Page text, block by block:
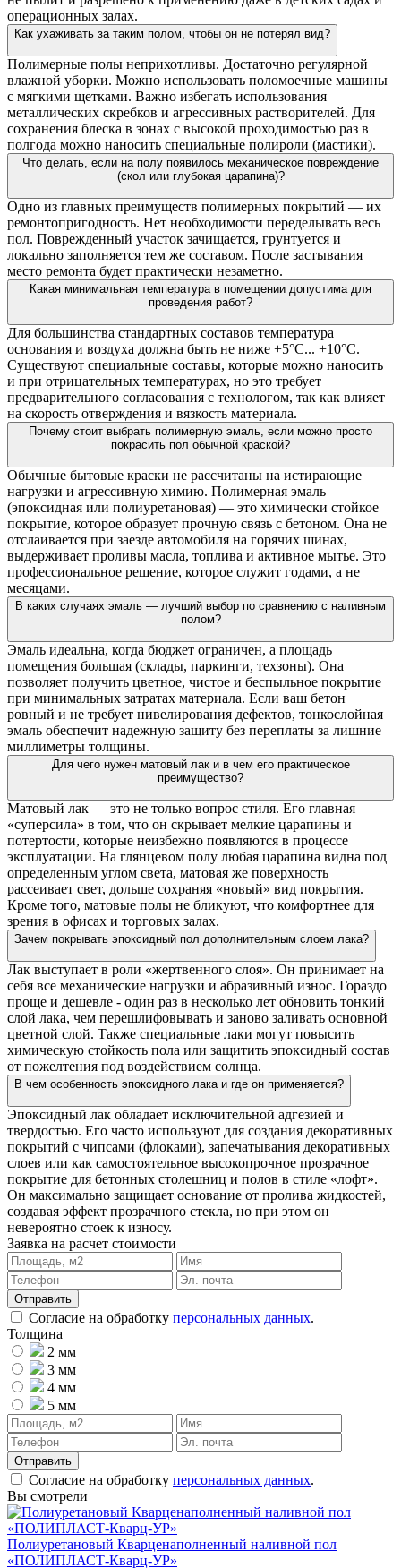
операционных залах.
Как ухаживать за таким полом, чтобы он не потерял вид?
Полимерные полы неприхотливы. Достаточно регулярной
влажной уборки. Можно использовать поломоечные машины
с мягкими щетками. Важно избегать использования
металлических скребков и агрессивных растворителей. Для
сохранения блеска в зонах с высокой проходимостью раз в
полгода можно наносить специальные полироли (мастики).
Что делать, если на полу появилось механическое повреждение
(скол или глубокая царапина)?
Одно из главных преимуществ полимерных покрытий — их
ремонтопригодность. Нет необходимости переделывать весь
пол. Поврежденный участок зачищается, грунтуется и
локально заполняется тем же составом. После застывания
место ремонта будет практически незаметно.
Какая минимальная температура в помещении допустима для
проведения работ?
Для большинства стандартных составов температура
основания и воздуха должна быть не ниже +5°C... +10°C.
Существуют специальные составы, которые можно наносить
и при отрицательных температурах, но это требует
предварительного согласования с технологом, так как влияет
на скорость отверждения и вязкость материала.
Почему стоит выбрать полимерную эмаль, если можно просто
покрасить пол обычной краской?
Обычные бытовые краски не рассчитаны на истирающие
нагрузки и агрессивную химию. Полимерная эмаль
(эпоксидная или полиуретановая) — это химически стойкое
покрытие, которое образует прочную связь с бетоном. Она не
отслаивается при заезде автомобиля на горячих шинах,
выдерживает проливы масла, топлива и активное мытье. Это
профессиональное решение, которое служит годами, а не
месяцами.
В каких случаях эмаль — лучший выбор по сравнению с наливным
полом?
Эмаль идеальна, когда бюджет ограничен, а площадь
помещения большая (склады, паркинги, техзоны). Она
позволяет получить цветное, чистое и беспыльное покрытие
при минимальных затратах материала. Если ваш бетон
ровный и не требует нивелирования дефектов, тонкослойная
эмаль обеспечит надежную защиту без переплаты за лишние
миллиметры толщины.
Для чего нужен матовый лак и в чем его практическое
преимущество?
Матовый лак — это не только вопрос стиля. Его главная
«суперсила» в том, что он скрывает мелкие царапины и
потертости, которые неизбежно появляются в процессе
эксплуатации. На глянцевом полу любая царапина видна под
определенным углом света, матовая же поверхность
рассеивает свет, дольше сохраняя «новый» вид покрытия.
Кроме того, матовые полы не бликуют, что комфортнее для
зрения в офисах и торговых залах.
Зачем покрывать эпоксидный пол дополнительным слоем лака?
Лак выступает в роли «жертвенного слоя». Он принимает на
себя все механические нагрузки и абразивный износ. Гораздо
проще и дешевле - один раз в несколько лет обновить тонкий
слой лака, чем перешлифовывать и заново заливать основной
цветной слой. Также специальные лаки могут повысить
химическую стойкость пола или защитить эпоксидный состав
от пожелтения под воздействием солнца.
В чем особенность эпоксидного лака и где он применяется?
Эпоксидный лак обладает исключительной адгезией и
твердостью. Его часто используют для создания декоративных
покрытий с чипсами (флоками), запечатывания декоративных
слоев или как самостоятельное высокопрочное прозрачное
покрытие для бетонных столешниц и полов в стиле «лофт».
Он максимально защищает основание от пролива жидкостей,
создавая эффект прозрачного стекла, но при этом он
невероятно стоек к износу.
Заявка на расчет стоимости
Согласие на обработку персональных данных.
Толщина
2 мм
3 мм
4 мм
5 мм
Согласие на обработку персональных данных.
Вы смотрели
Полиуретановый Кварценаполненный наливной пол
«ПОЛИПЛАСТ-Кварц-УР»